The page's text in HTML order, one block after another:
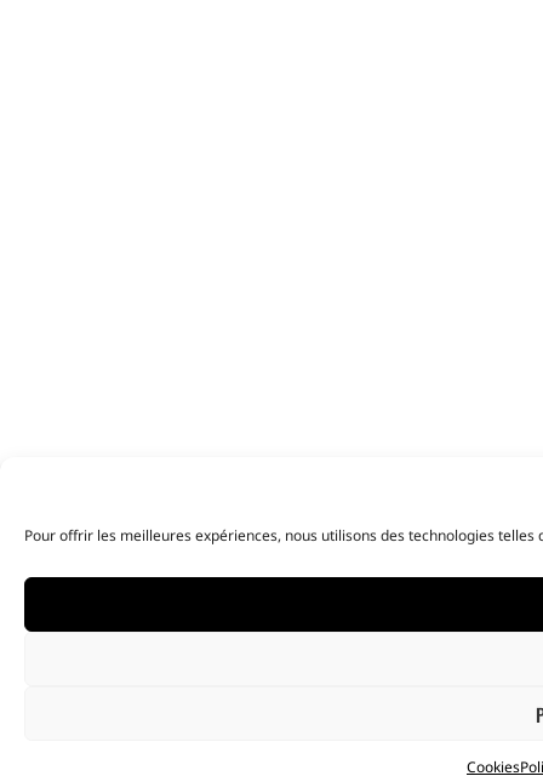
Pour offrir les meilleures expériences, nous utilisons des technologies
Cookies